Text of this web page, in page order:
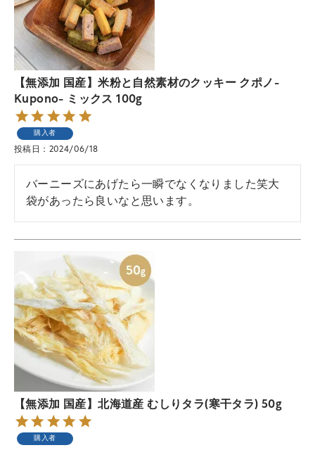
【無添加 国産】米粉と自然素材のクッキー クポノ-
Kupono- ミックス 100g
購入者
投稿日 2024/06/18
バーニーズにあげたら一瞬でなくなりました笑大
袋があったら良いなと思います。
【無添加 国産】北海道産 むしりタラ(寒干タラ) 50g
購入者